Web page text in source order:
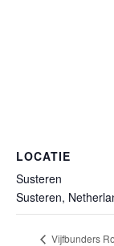
LOCATIE
Susteren
Susteren,
Vijfbunders